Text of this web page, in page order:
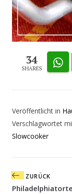
34
SHARES
Veröffentlicht in
Verschlagwortet
Slowcooker
ZURÜCK
Philadelphiatorte